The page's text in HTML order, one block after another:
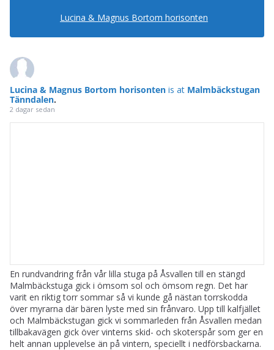
Lucina & Magnus Bortom horisonten
Lucina & Magnus Bortom horisonten is at Malmbäckstugan
Tänndalen.
2 dagar sedan
En rundvandring från vår lilla stuga på Åsvallen till en stängd
Malmbäckstuga gick i ömsom sol och ömsom regn. Det har
varit en riktig torr sommar så vi kunde gå nästan torrskodda
över myrarna där bären lyste med sin frånvaro. Upp till kalfjället
och Malmbäckstugan gick vi sommarleden från Åsvallen medan
tillbakavägen gick över vinterns skid- och skoterspår som ger en
helt annan upplevelse än på vintern, speciellt i nedförsbackarna.